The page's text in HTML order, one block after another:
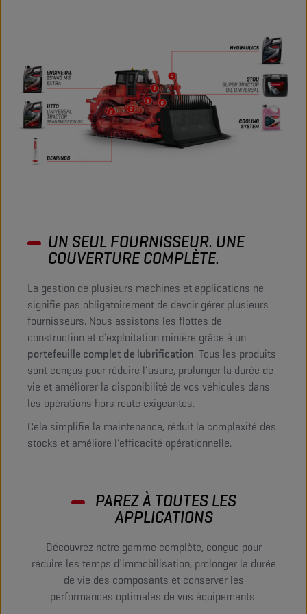
UN SEUL FOURNISSEUR. UNE
COUVERTURE COMPLÈTE.
La gestion de plusieurs machines et applications ne
signifie pas obligatoirement de devoir gérer plusieurs
fournisseurs. Nous assistons les flottes de
construction et d’exploitation minière grâce à un
portefeuille complet de lubrification. Tous les produits
sont conçus pour réduire l’usure, prolonger la durée de
vie et améliorer la disponibilité de vos véhicules dans
les opérations hors route exigeantes.
Cela simplifie la maintenance, réduit la complexité des
stocks et améliore l’efficacité opérationnelle.
PAREZ À TOUTES LES
APPLICATIONS
Découvrez notre gamme complète, conçue pour
réduire les temps d’immobilisation, prolonger la durée
de vie des composants et conserver les
performances optimales de vos équipements.